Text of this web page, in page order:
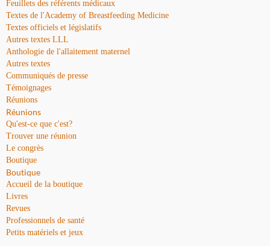
Feuillets des référents médicaux
Textes de l'Academy of Breastfeeding Medicine
Textes officiels et législatifs
Autres textes LLL
Anthologie de l'allaitement maternel
Autres textes
Communiqués de presse
Témoignages
Réunions
Réunions
Qu'est-ce que c'est?
Trouver une réunion
Le congrès
Boutique
Boutique
Accueil de la boutique
Livres
Revues
Professionnels de santé
Petits matériels et jeux